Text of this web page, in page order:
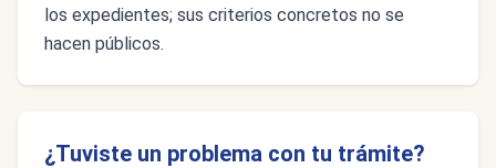
los expedientes; sus criterios concretos no se
hacen públicos.
¿Tuviste un problema con tu trámite?